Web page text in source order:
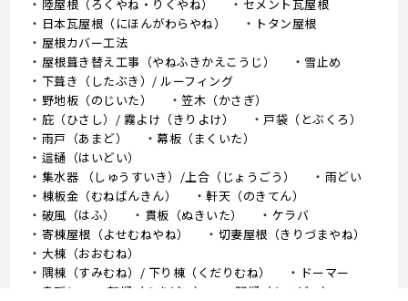
陸屋根（ろくやね・りくやね）
セメント瓦屋根
日本瓦屋根（にほんがわらやね）
トタン屋根
屋根カバー工法
屋根葺き替え工事（やねふきかえこうじ）
雪止め
下葺き（したぶき）/ ルーフィング
野地板（のじいた）
笠木（かさぎ）
庇（ひさし）/ 霧よけ（きりよけ）
戸袋（とぶくろ）
雨戸（あまど）
幕板（まくいた）
這樋（はいどい）
集水器 （しゅうすいき）/上合（じょうごう）
雨どい
棟板金（むねばんきん）
軒天（のきてん）
破風（はふ）
貫板（ぬきいた）
ケラバ
寄棟屋根（よせむねやね）
切妻屋根（きりづまやね）
大棟（おおむね）
隅棟（すみむね）/ 下り棟（くだりむね）
ドーマー
鼻隠し
軒樋（のきどい）
竪樋（たてどい）